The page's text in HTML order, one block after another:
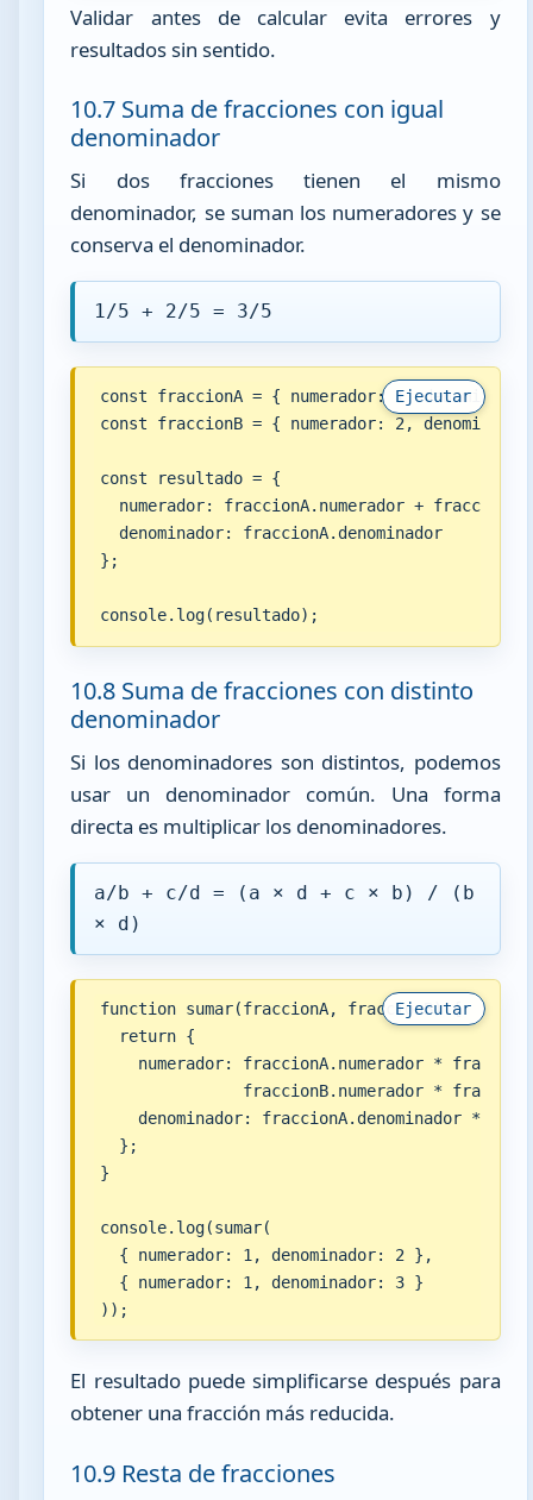
Validar antes de calcular evita errores y
resultados sin sentido.
10.7 Suma de fracciones con igual
denominador
Si dos fracciones tienen el mismo
denominador, se suman los numeradores y se
conserva el denominador.
1/5 + 2/5 = 3/5
Ejecutar
const fraccionA = { numerador: 1,
const fraccionB = { numerador: 2,
const resultado = {
numerador: fraccionA.numerador +
  denominador: fraccionA.denominador
};
console.log(resultado);
10.8 Suma de fracciones con distinto
denominador
Si los denominadores son distintos, podemos
usar un denominador común. Una forma
directa es multiplicar los denominadores.
a/b + c/d = (a × d + c × b) / (b
× d)
Ejecutar
function sumar(fraccionA, fraccionB) {
  return {
numerador: fraccionA.numerador *
fraccionB.numerador *
denominador: fraccionA.denominador *
  };
}
console.log(sumar(
  { numerador: 1, denominador: 2 },
  { numerador: 1, denominador: 3 }
));
El resultado puede simplificarse después para
obtener una fracción más reducida.
10.9 Resta de fracciones